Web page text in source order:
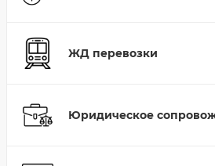
ЖД перевозки
Юридическое